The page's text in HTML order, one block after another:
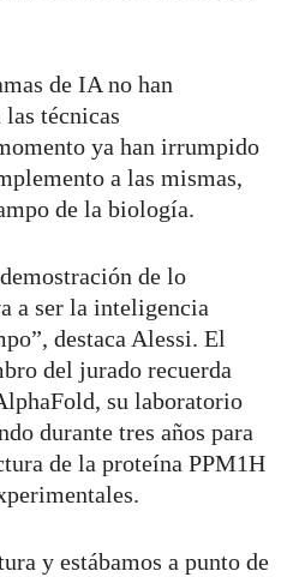
de IA no han
técnicas
ya han irrumpido
a las mismas,
de la biología.
de lo
a ser la inteligencia
destaca Alessi. El
del jurado recuerda
su laboratorio
durante tres años para
de la proteína PPM1H
y estábamos a punto de